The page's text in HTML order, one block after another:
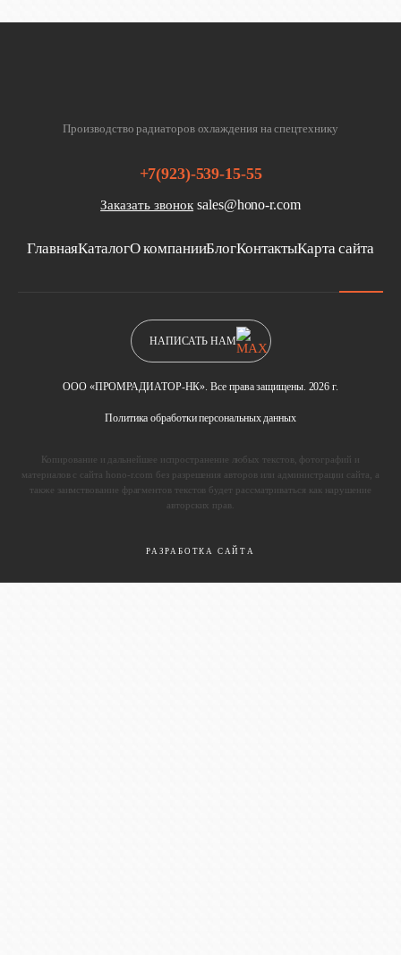
Производство радиаторов охлаждения на спецтехнику
ГлавнаяКаталогО компанииБлогКонтактыКарта сайта
+7(923)-539-15-55
Заказать звонок sales@hono-r.com
ООО «ПРОМРАДИАТОР-НК». Все права защищены. 2026 г.
Политика обработки персональных данных
НАПИСАТЬ НАМ
Копирование и дальнейшее испространение любых текстов, фотографий и
материалов с сайта hono-r.com без разрешения авторов или администрации сайта, а
также заимствование фрагментов текстов будет рассматриваться как нарушение
авторских прав.
РАЗРАБОТКА САЙТА